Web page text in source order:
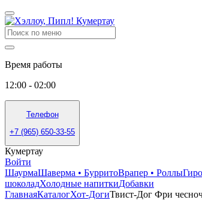
Время работы
12:00 - 02:00
Телефон
+7 (965) 650-33-55
Кумертау
Войти
ШаурмаШаверма • БурритоВрапер • Роллы
шоколадХолодные напиткиДобавки
ГлавнаяКаталогХот-ДогиТвист-Дог Фри